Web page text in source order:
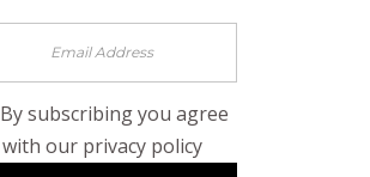
By subscribing you agree
with our privacy policy